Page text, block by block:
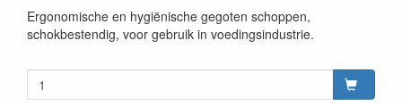
Ergonomische en hygiënische gegoten schoppen,
schokbestendig, voor gebruik in voedingsindustrie.